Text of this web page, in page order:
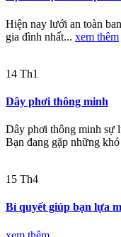
Hiện nay lưới an toàn
gia đình nhất... xem thêm
14 Th1
Dây phơi thông minh
Dây phơi thông minh sự
Bạn đang gặp những
15 Th4
Bí quyết giúp bạn lựa